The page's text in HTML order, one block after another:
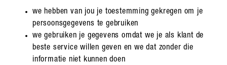
we hebben van jou je toestemming gekregen om je
persoonsgegevens te gebruiken
we gebruiken je gegevens omdat we je als klant de
beste service willen geven en we dat zonder die
informatie niet kunnen doen